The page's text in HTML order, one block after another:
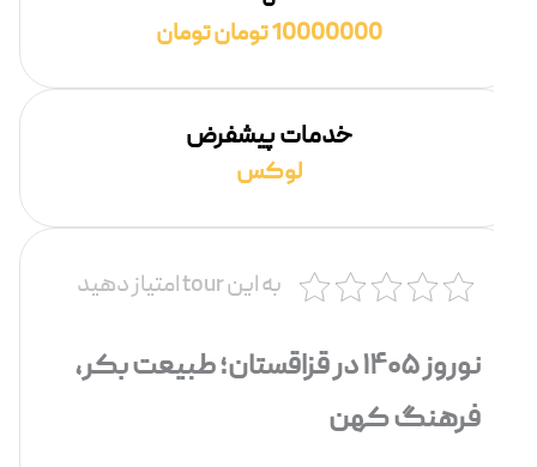
10000000 تومان تومان
خدمات پیشفرض
لوکس
به این tour امتیاز دهید
نوروز ۱۴۰۵ در قزاقستان؛ طبیعت بکر،
فرهنگ کهن